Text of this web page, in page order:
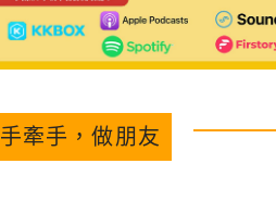
手牽手，做朋友